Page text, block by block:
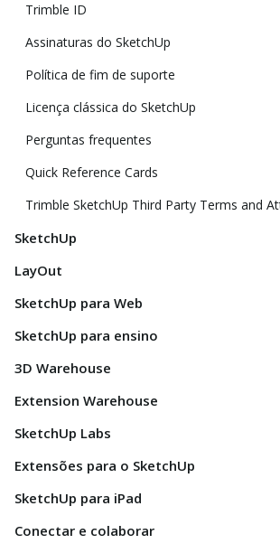
Trimble ID
Assinaturas do SketchUp
Política de fim de suporte
Licença clássica do SketchUp
Perguntas frequentes
Quick Reference Cards
Trimble SketchUp Third Party Terms and
SketchUp
LayOut
SketchUp para Web
SketchUp para ensino
3D Warehouse
Extension Warehouse
SketchUp Labs
Extensões para o SketchUp
SketchUp para iPad
Conectar e colaborar